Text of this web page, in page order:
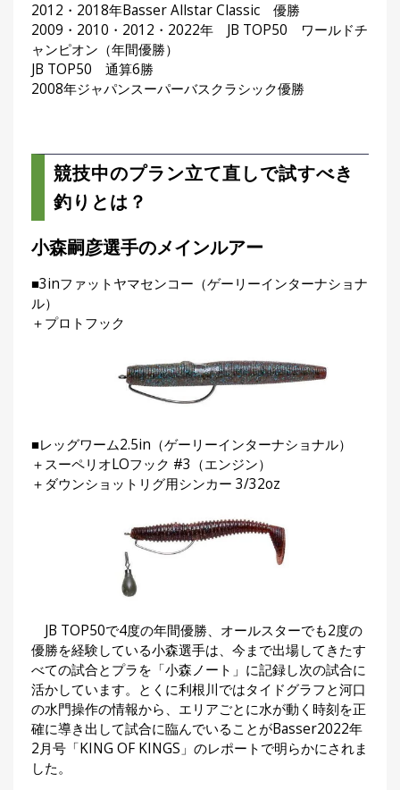
2012・2018年Basser Allstar Classic 優勝
2009・2010・2012・2022年 JB TOP50 ワールドチ
ャンピオン（年間優勝）
JB TOP50 通算6勝
2008年ジャパンスーパーバスクラシック優勝
競技中のプラン立て直しで試すべき
釣りとは？
小森嗣彦選手のメインルアー
■3inファットヤマセンコー（ゲーリーインターナショナ
ル）
＋プロトフック
■レッグワーム2.5in（ゲーリーインターナショナル）
＋スーペリオLOフック #3（エンジン）
＋ダウンショットリグ用シンカー 3/32oz
JB TOP50で4度の年間優勝、オールスターでも2度の
優勝を経験している小森選手は、今まで出場してきたす
べての試合とプラを「小森ノート」に記録し次の試合に
活かしています。とくに利根川ではタイドグラフと河口
の水門操作の情報から、エリアごとに水が動く時刻を正
確に導き出して試合に臨んでいることがBasser2022年
2月号「KING OF KINGS」のレポートで明らかにされま
した。
Northanglers
（北
海道）
月
合
わ
せ